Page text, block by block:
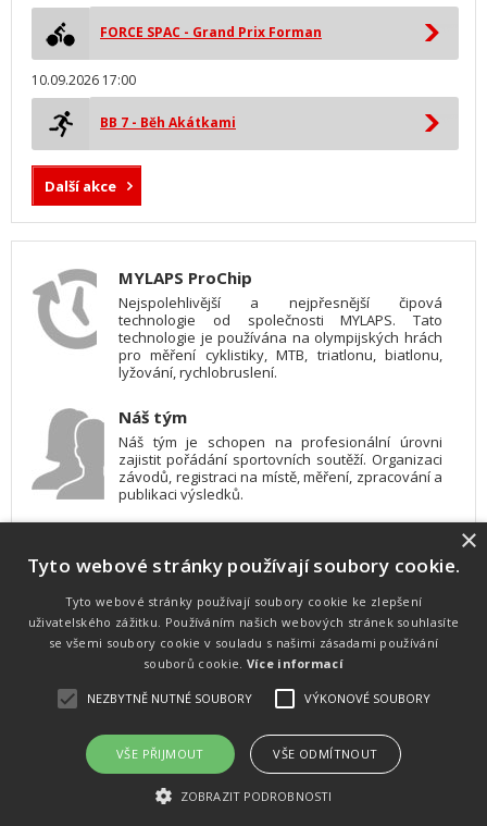
FORCE SPAC - Grand Prix Forman
10.09.2026 17:00
BB 7 - Běh Akátkami
Další akce
MYLAPS ProChip
Nejspolehlivější a nejpřesnější čipová
technologie od společnosti MYLAPS. Tato
technologie je používána na olympijských hrách
pro měření cyklistiky, MTB, triatlonu, biatlonu,
lyžování, rychlobruslení.
Náš tým
Náš tým je schopen na profesionální úrovni
zajistit pořádání sportovních soutěží. Organizaci
závodů, registraci na místě, měření, zpracování a
publikaci výsledků.
Pro měření, zpracování a publikaci výsledků
používáme software vyvinutý na zakázku. Lze
online publikovat výsledky komentátorovi na
obrazovky a s nepatrným zpožděním na
webových stránkách.
souhlasu zakázáno.
Zabýváme se časomírou, výsledkovým servisem na různých malých i velkých sportovních
akcích a také přímo pořádáním sportovních akcí.
×
Tyto webové stránky používají soubory cookie.
Tyto webové stránky používají soubory cookie ke zlepšení
uživatelského zážitku. Používáním našich webových stránek souhlasíte
se všemi soubory cookie v souladu s našimi zásadami používání
souborů cookie. Více informací
NEZBYTNĚ NUTNÉ SOUBORY VÝKONOVÉ SOUBORY
VŠE PŘIJMOUT VŠE ODMÍTNOUT
ZOBRAZIT PODROBNOSTI